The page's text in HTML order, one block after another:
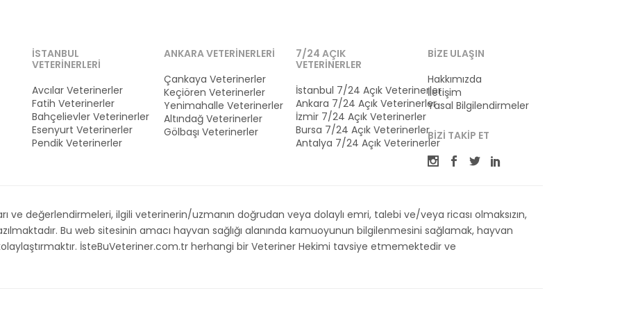
İSTANBUL
VETERINERLERI
Avcılar Veterinerler
Fatih Veterinerler
Bahçelievler Veterinerler
Esenyurt Veterinerler
Pendik Veterinerler
ANKARA VETERINERLERI
Çankaya Veterinerler
Keçiören Veterinerler
Yenimahalle Veterinerler
Altındağ Veterinerler
Gölbaşı Veterinerler
7/24 AÇIK
VETERINERLER
İstanbul 7/24 Açık Veterinerler
Ankara 7/24 Açık Veterinerler
İzmir 7/24 Açık Veterinerler
Bursa 7/24 Açık Veterinerler
Antalya 7/24 Açık Veterinerler
BIZE ULAŞIN
Hakkımızda
İletişim
Yasal Bilgilendirmeler
BIZI TAKIP ET
değerlendirmeleri, ilgili veterinerin/uzmanın doğrudan veya dolaylı emri, talebi ve/veya ricası olmaksızın,
Bu web sitesinin amacı hayvan sağlığı alanında kamuoyunun bilgilenmesini sağlamak, hayvan
İsteBuVeteriner.com.tr herhangi bir Veteriner Hekimi tavsiye etmemektedir ve